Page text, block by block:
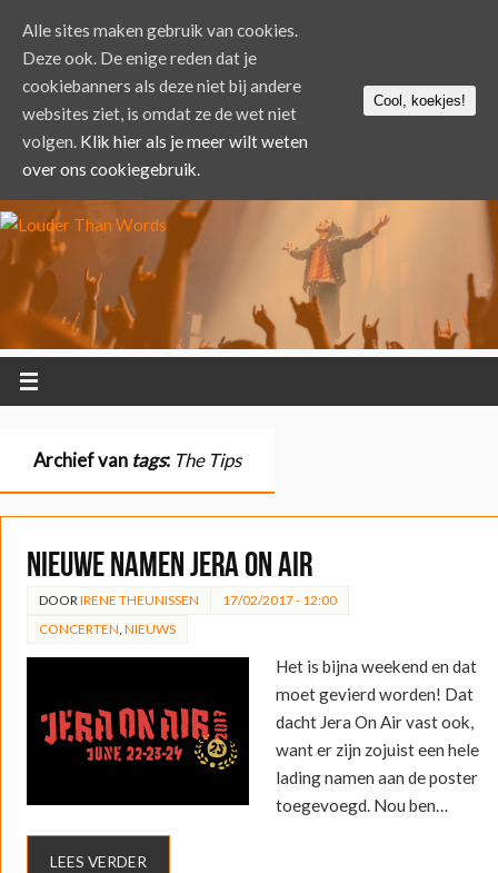
Archief van tags: The Tips
Nieuwe namen Jera On Air
DOOR IRENE THEUNISSEN
17/02/2017 - 12:00
CONCERTEN NIEUWS
Het is bijna weekend en dat
moet gevierd worden! Dat
dacht Jera On Air vast ook,
want er zijn zojuist een hele
lading namen aan de poster
toegevoegd. Nou ben…
LEES VERDER
Alle sites maken gebruik van cookies.
Deze ook. De enige reden dat je
cookiebanners als deze niet bij andere
websites ziet, is omdat ze de wet niet
volgen. Klik hier als je meer wilt weten
over ons cookiegebruik.
Cool, koekjes!